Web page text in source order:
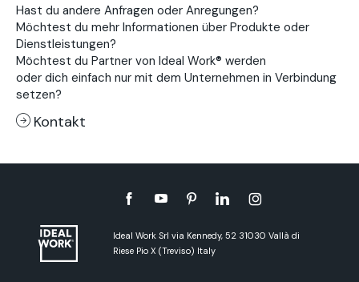
Hast du andere Anfragen oder Anregungen?
Möchtest du mehr Informationen über Produkte oder
Dienstleistungen?
Möchtest du Partner von Ideal Work® werden
oder dich einfach nur mit dem Unternehmen in Verbindung
setzen?
Kontakt
Ideal Work Srl via Kennedy, 52 31030 Vallà di
Riese Pio X (Treviso) Italy